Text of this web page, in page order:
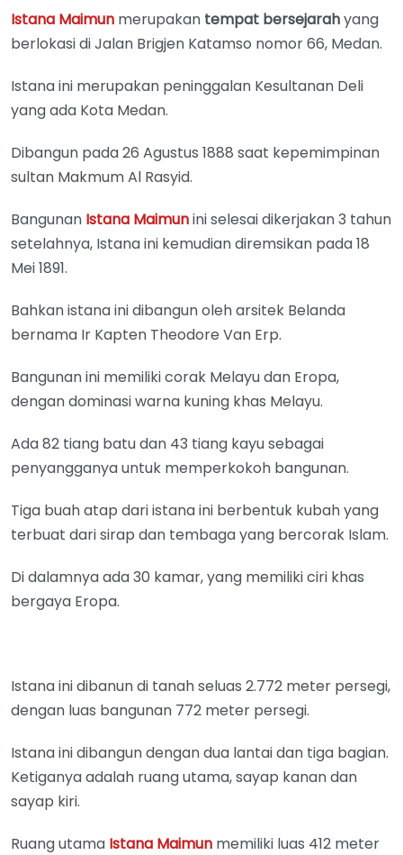
Istana Maimun merupakan tempat bersejarahyang
berlokasi di Jalan Brigjen Katamso nomor 66, Medan.
Istana ini merupakan peninggalan Kesultanan Deli
yang ada Kota Medan.
Dibangun pada 26 Agustus 1888 saat kepemimpinan
sultan Makmum Al Rasyid.
Bangunan Istana Maimunini selesai dikerjakan 3 tahun
setelahnya, Istana ini kemudian diremsikan pada 18
Mei 1891.
Bahkan istana ini dibangun oleh arsitek Belanda
bernama Ir Kapten Theodore Van Erp.
Bangunan ini memiliki corak Melayu dan Eropa,
dengan dominasi warna kuning khas Melayu.
Ada 82 tiang batu dan 43 tiang kayu sebagai
penyangganya untuk memperkokoh bangunan.
Tiga buah atap dari istana ini berbentuk kubah yang
terbuat dari sirap dan tembaga yang bercorak Islam.
Di dalamnya ada 30 kamar, yang memiliki ciri khas
bergaya Eropa.
Istana ini dibanun di tanah seluas 2.772 meter persegi,
dengan luas bangunan 772 meter persegi.
Istana ini dibangun dengan dua lantai dan tiga bagian.
Ketiganya adalah ruang utama, sayap kanan dan
sayap kiri.
Ruang utama Istana Maimun memiliki luas 412 meter